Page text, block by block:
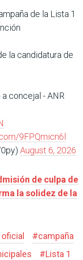
de la Lista 1
la candidatura de
concejal - ANR
9FPQmicn6l
August 6, 2026
de culpa de
la solidez de la
#campaña
#Lista 1